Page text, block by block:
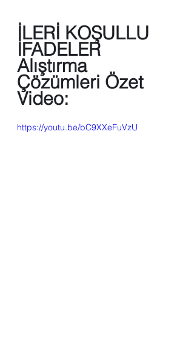
İLERİ KOŞULLU
İFADELER
Alıştırma
Çözümleri Özet
Video:
https://youtu.be/bC9XXeFuVzU